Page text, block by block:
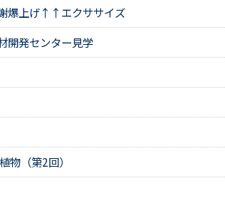
爆上げ↑↑エクササイズ
発センター見学
（第2回）